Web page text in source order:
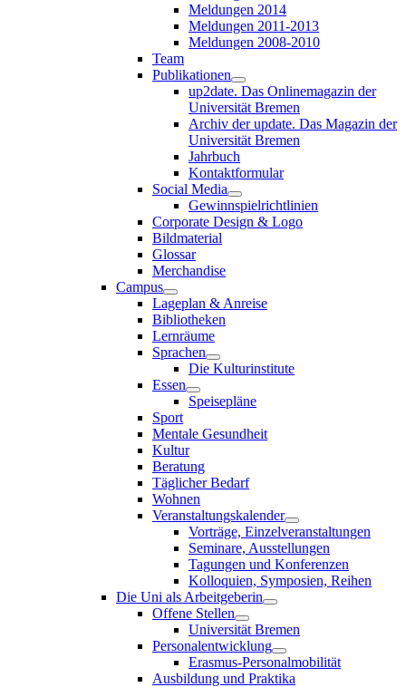
Meldungen 2014
Meldungen 2011-2013
Meldungen 2008-2010
Team
Publikationen
up2date. Das Onlinemagazin der
Universität Bremen
Archiv der update. Das Magazin der
Universität Bremen
Jahrbuch
Kontaktformular
Social Media
Gewinnspielrichtlinien
Corporate Design & Logo
Bildmaterial
Glossar
Merchandise
Campus
Lageplan & Anreise
Bibliotheken
Lernräume
Sprachen
Die Kulturinstitute
Essen
Speisepläne
Sport
Mentale Gesundheit
Kultur
Beratung
Täglicher Bedarf
Wohnen
Veranstaltungskalender
Vorträge, Einzelveranstaltungen
Seminare, Ausstellungen
Tagungen und Konferenzen
Kolloquien, Symposien, Reihen
Die Uni als Arbeitgeberin
Offene Stellen
Universität Bremen
Personalentwicklung
Erasmus-Personalmobilität
Ausbildung und Praktika